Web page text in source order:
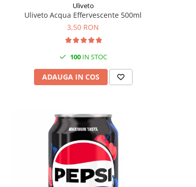
Uliveto
Uliveto Acqua Effervescente 500ml
3,50 RON
100IN STOC
ADAUGA IN COS